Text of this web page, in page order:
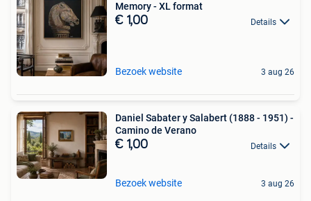
Memory - XL format
€ 1,00 Details
Bezoek website 3 aug 26
Daniel Sabater y Salabert (1888 - 1951) -
Camino de Verano
€ 1,00 Details
Bezoek website 3 aug 26